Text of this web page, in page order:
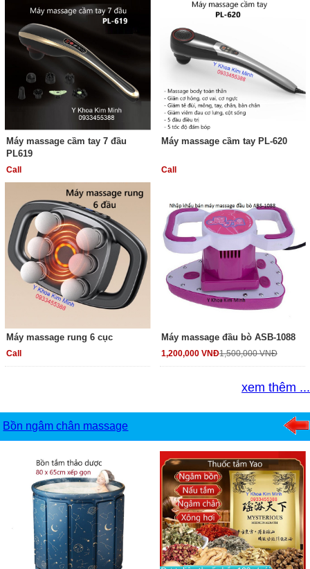
Máy massage cầm tay 7 đầu
PL619
Call
Máy massage cầm tay PL-620
Call
Máy massage rung 6 cục
Call
Máy massage đầu bò ASB-1088
1,200,000 VNĐ1,500,000 VNĐ
xem thêm ...
Bồn ngâm chân massage